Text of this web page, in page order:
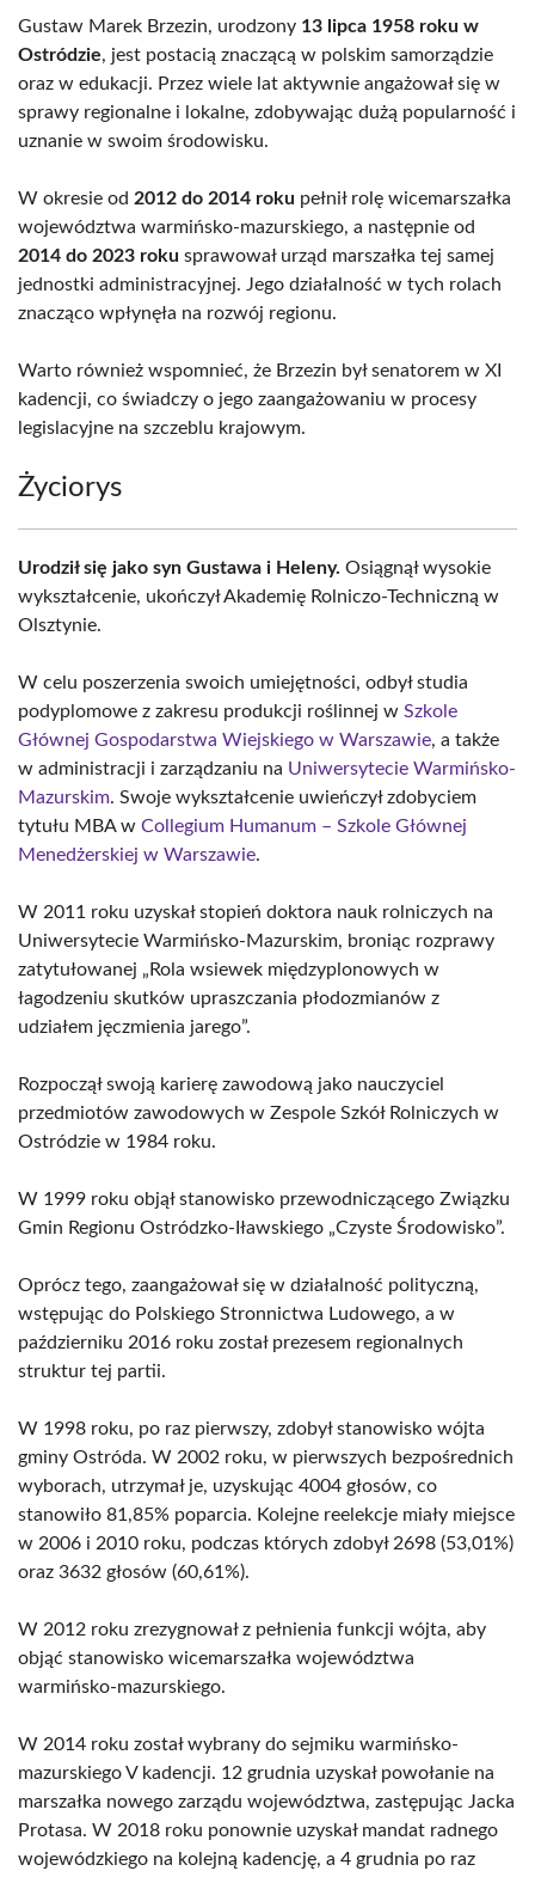
Gustaw Marek Brzezin, urodzony 13 lipca 1958 roku w
Ostródzie, jest postacią znaczącą w polskim samorządzie
oraz w edukacji. Przez wiele lat aktywnie angażował się w
sprawy regionalne i lokalne, zdobywając dużą popularność i
uznanie w swoim środowisku.
W okresie od 2012 do 2014 roku pełnił rolę wicemarszałka
województwa warmińsko-mazurskiego, a następnie od
2014 do 2023 roku sprawował urząd marszałka tej samej
jednostki administracyjnej. Jego działalność w tych rolach
znacząco wpłynęła na rozwój regionu.
Warto również wspomnieć, że Brzezin był senatorem w XI
kadencji, co świadczy o jego zaangażowaniu w procesy
legislacyjne na szczeblu krajowym.
Życiorys
Urodził się jako syn Gustawa i Heleny. Osiągnął wysokie
wykształcenie, ukończył Akademię Rolniczo-Techniczną w
Olsztynie.
W celu poszerzenia swoich umiejętności, odbył studia
podyplomowe z zakresu produkcji roślinnej w Szkole
Głównej Gospodarstwa Wiejskiego w Warszawie, a także
w administracji i zarządzaniu na Uniwersytecie Warmińsko-
Mazurskim. Swoje wykształcenie uwieńczył zdobyciem
tytułu MBA w Collegium Humanum – Szkole Głównej
Menedżerskiej w Warszawie.
W 2011 roku uzyskał stopień doktora nauk rolniczych na
Uniwersytecie Warmińsko-Mazurskim, broniąc rozprawy
zatytułowanej „Rola wsiewek międzyplonowych w
łagodzeniu skutków upraszczania płodozmianów z
udziałem jęczmienia jarego”.
Rozpoczął swoją karierę zawodową jako nauczyciel
przedmiotów zawodowych w Zespole Szkół Rolniczych w
Ostródzie w 1984 roku.
W 1999 roku objął stanowisko przewodniczącego Związku
Gmin Regionu Ostródzko-Iławskiego „Czyste Środowisko”.
Oprócz tego, zaangażował się w działalność polityczną,
wstępując do Polskiego Stronnictwa Ludowego, a w
październiku 2016 roku został prezesem regionalnych
struktur tej partii.
W 1998 roku, po raz pierwszy, zdobył stanowisko wójta
gminy Ostróda. W 2002 roku, w pierwszych bezpośrednich
wyborach, utrzymał je, uzyskując 4004 głosów, co
stanowiło 81,85% poparcia. Kolejne reelekcje miały miejsce
w 2006 i 2010 roku, podczas których zdobył 2698 (53,01%)
oraz 3632 głosów (60,61%).
W 2012 roku zrezygnował z pełnienia funkcji wójta, aby
objąć stanowisko wicemarszałka województwa
warmińsko-mazurskiego.
W 2014 roku został wybrany do sejmiku warmińsko-
mazurskiego V kadencji. 12 grudnia uzyskał powołanie na
marszałka nowego zarządu województwa, zastępując Jacka
Protasa. W 2018 roku ponownie uzyskał mandat radnego
wojewódzkiego na kolejną kadencję, a 4 grudnia po raz